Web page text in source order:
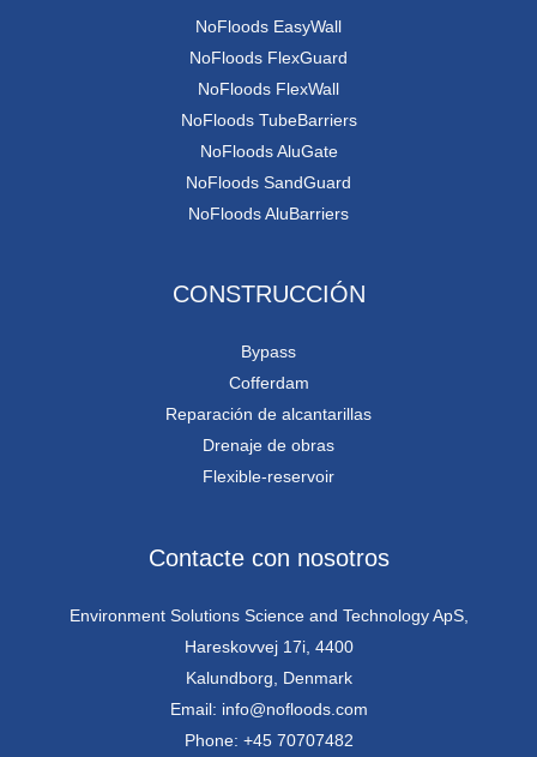
NoFloods EasyWall
NoFloods FlexGuard
NoFloods FlexWall
NoFloods TubeBarriers
NoFloods AluGate
NoFloods SandGuard
NoFloods AluBarriers
CONSTRUCCIÓN
Bypass
Cofferdam
Reparación de alcantarillas
Drenaje de obras
Flexible-reservoir
Contacte con nosotros
Environment Solutions Science and Technology ApS,
Hareskovvej 17i, 4400
Kalundborg, Denmark
Email: info@nofloods.com
Phone: +45 70707482